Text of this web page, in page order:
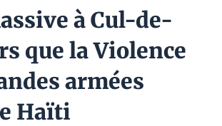
à Cul-de-
que la Violence
armées
Haïti